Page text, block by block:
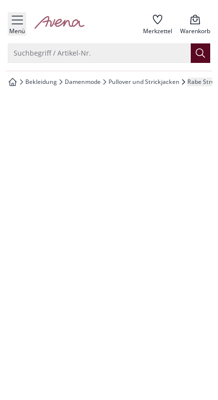
springen
springen
springen
springen
Menü zur Startseite Merkzettel Warenkorb
Suchbegriff / Artikel-Nr.
zur Startseite
Bekleidung Damenmode Pullover und Strickjacken Rabe